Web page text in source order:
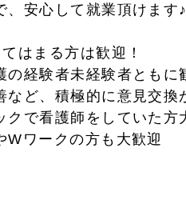
、安心して就業頂けます♪
はまる方は歓迎！
の経験者未経験者ともに
など、積極的に意見交換
クで看護師をしていた方
Wワークの方も大歓迎